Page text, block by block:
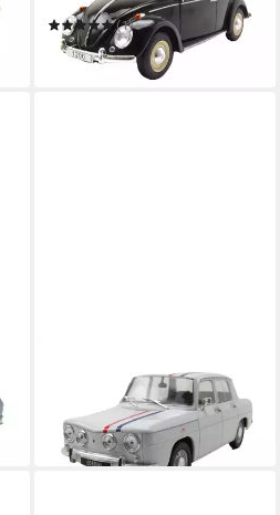
(1)
35,40 €
in 4-5 Werktagen bei dir
Modellauto Renault 8 Gordini
1964 weiß
35,40 €
in 4-5 Werktagen bei dir